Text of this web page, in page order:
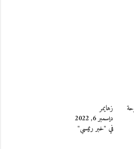
زهايمر
ديسمبر 6, 2022
في "خبر رئيسي"